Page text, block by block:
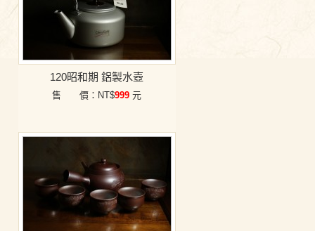
120昭和期 鋁製水壺
售 價：NT$999 元